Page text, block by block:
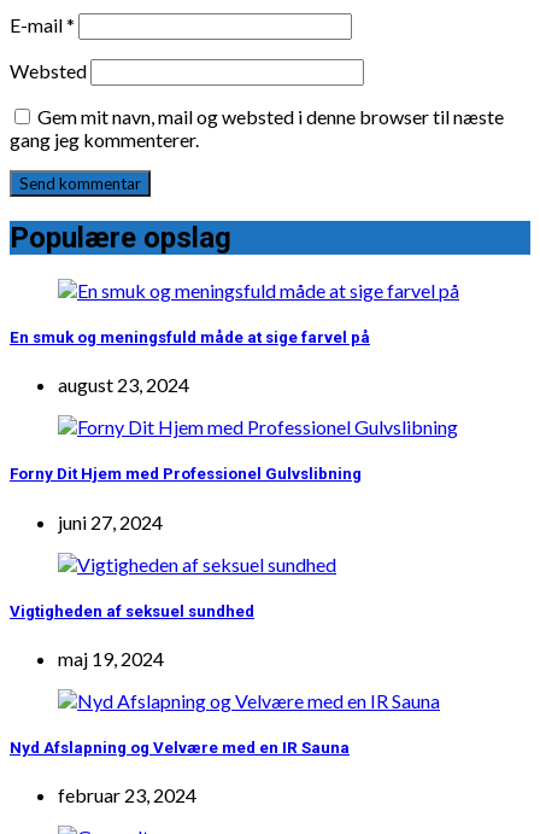
E-mail*
Websted
Gem mit navn, mail og websted i denne browser til næste
gang jeg kommenterer.
Populære opslag
En smuk og meningsfuld måde at sige farvel på
august 23, 2024
Forny Dit Hjem med Professionel Gulvslibning
juni 27, 2024
Vigtigheden af seksuel sundhed
maj 19, 2024
Nyd Afslapning og Velvære med en IR Sauna
februar 23, 2024